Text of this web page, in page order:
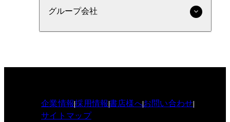
グループ会社
企業情報採用情報書店様へお問い合わせ
サイトマップ